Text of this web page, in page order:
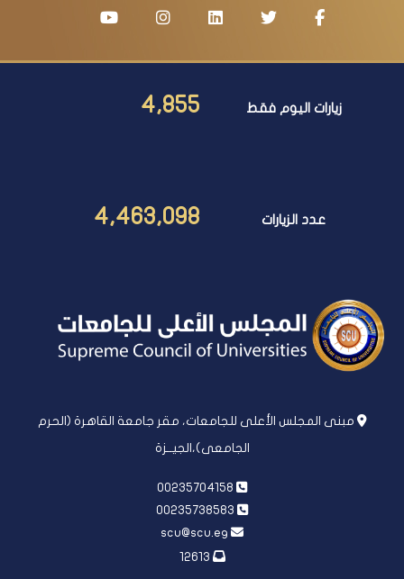
زيارات اليوم فقط 4,855
عدد الزيارات 4,463,098
مبنى المجلس الأعلى للجامعات، مقر جامعة القاهرة (الحرم
الجامعى)،الجيــزة